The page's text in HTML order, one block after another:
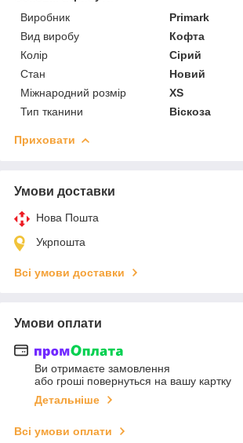
Виробник
Primark
Вид виробу
Кофта
Колір
Сірий
Стан
Новий
Міжнародний розмір
XS
Тип тканини
Віскоза
Приховати
Умови доставки
Нова Пошта
Укрпошта
Всі умови доставки
Умови оплати
Ви отримаєте замовлення
або гроші повернуться на вашу картку
Детальніше
Всі умови оплати